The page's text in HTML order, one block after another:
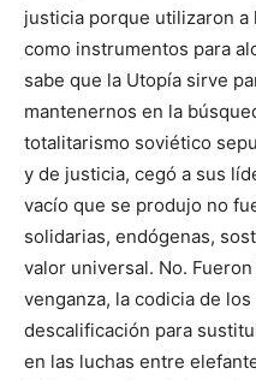
justicia porque utilizaron
como instrumentos para
sabe que la Utopía sirve
mantenernos en la
totalitarismo soviético
y de justicia, cegó a sus
vacío que se produjo no
solidarias, endógenas,
valor universal. No.
venganza, la codicia de
descalificación para
en las luchas entre